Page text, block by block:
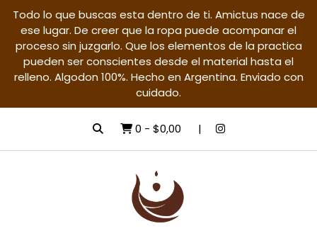
Todo lo que buscas esta dentro de ti. Amictus nace de
ese lugar. De creer que la ropa puede acompanar el
proceso sin juzgarlo. Que los elementos de la practica
pueden ser conscientes desde el material hasta el
relleno. Algodon 100%. Hecho en Argentina. Enviado con
cuidado.
0 - $0,00